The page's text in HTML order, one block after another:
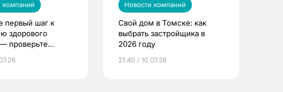
компаний
первый шаг к
здорового
проверьте
Новости компаний
Свой дом в Томске: как
выбрать застройщика в
2026 году
21:40 / 10.07.26